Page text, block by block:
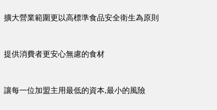
擴大營業範圍更以高標準食品安全衛生為原則
提供消費者更安心無慮的食材
讓每一位加盟主用最低的資本,最小的風險